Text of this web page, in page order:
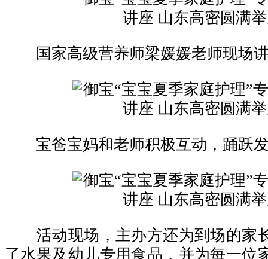
国家高级营养师梁媛媛老师现场
宝爸宝妈和老师积极互动，踊跃
活动现场，主办方还为到场的家
了水果及幼儿专用食品，并为每一位